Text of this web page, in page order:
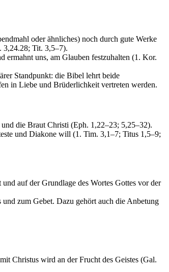
oder ähnliches) noch durch gute Werke
3,24.28; Tit. 3,5–7).
ermahnt uns, am Glauben festzuhalten (1. Kor.
Standpunkt: die Bibel lehrt beide
in Liebe und Brüderlichkeit vertreten werden.
die Braut Christi (Eph. 1,22–23; 5,25–32).
und Diakone will (1. Tim. 3,1–7; Titus 1,5–9;
auf der Grundlage des Wortes Gottes vor der
zum Gebet. Dazu gehört auch die Anbetung
Christus wird an der Frucht des Geistes (Gal.